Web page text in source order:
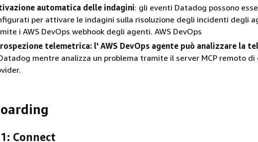
automatica delle indagini: gli eventi Datadog possono
per attivare le indagini sulla risoluzione degli incidenti degli
i AWS DevOps webhook degli agenti. AWS DevOps
telemetrica: l' AWS DevOps agente può analizzare la
mentre analizza un problema tramite il server MCP remoto di
Connect